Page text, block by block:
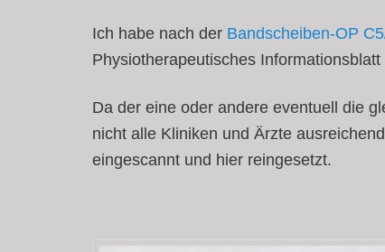
Ich habe nach der Bandscheiben-OP
Physiotherapeutisches
Da der eine oder andere eventuell die
nicht alle Kliniken und Ärzte
eingescannt und hier reingesetzt.